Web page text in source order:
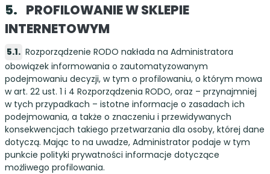
PROFILOWANIE W SKLEPIE
INTERNETOWYM
Rozporządzenie RODO nakłada na Administratora
obowiązek informowania o zautomatyzowanym
podejmowaniu decyzji, w tym o profilowaniu, o którym mowa
w art. 22 ust. 1 i 4 Rozporządzenia RODO, oraz – przynajmniej
w tych przypadkach – istotne informacje o zasadach ich
podejmowania, a także o znaczeniu i przewidywanych
konsekwencjach takiego przetwarzania dla osoby, której dane
dotyczą. Mając to na uwadze, Administrator podaje w tym
punkcie polityki prywatności informacje dotyczące
możliwego profilowania.